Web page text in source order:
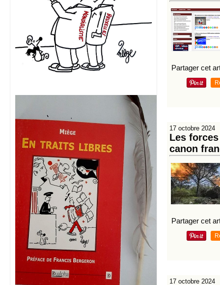
Partager cet
17 octobre 2024
Les
canon
Partager cet
17 octobre 2024